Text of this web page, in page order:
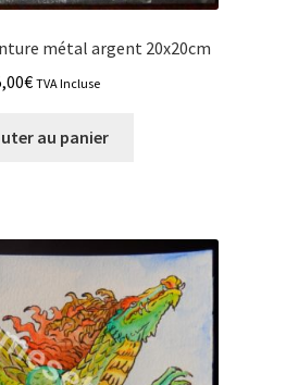
métal argent 20x20cm
€ TVA Incluse
au panier